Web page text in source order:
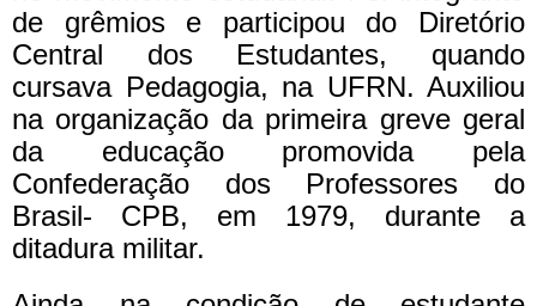
de grêmios e participou do Diretório
Central dos Estudantes, quando
cursava Pedagogia, na UFRN. Auxiliou
na organização da primeira greve geral
da educação promovida pela
Confederação dos Professores do
Brasil- CPB, em 1979, durante a
ditadura militar.